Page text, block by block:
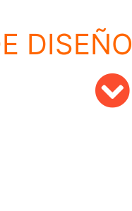
DISEÑO